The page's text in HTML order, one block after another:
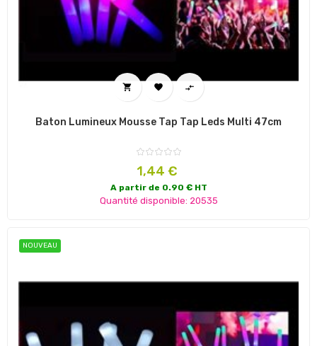
  
Baton Lumineux Mousse Tap Tap Leds Multi 47cm
Prix
1,44 €
A partir de 0.90 € HT
Quantité disponible: 20535
NOUVEAU